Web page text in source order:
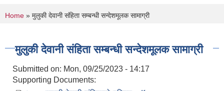
You are here
Home » मुलुकी देवानी संहिता सम्बन्धी सन्देशमूलक सामाग्री
मुलुकी देवानी संहिता सम्बन्धी सन्देशमूलक सामाग्री
Submitted on: Mon, 09/25/2023 - 14:17
Supporting Documents: